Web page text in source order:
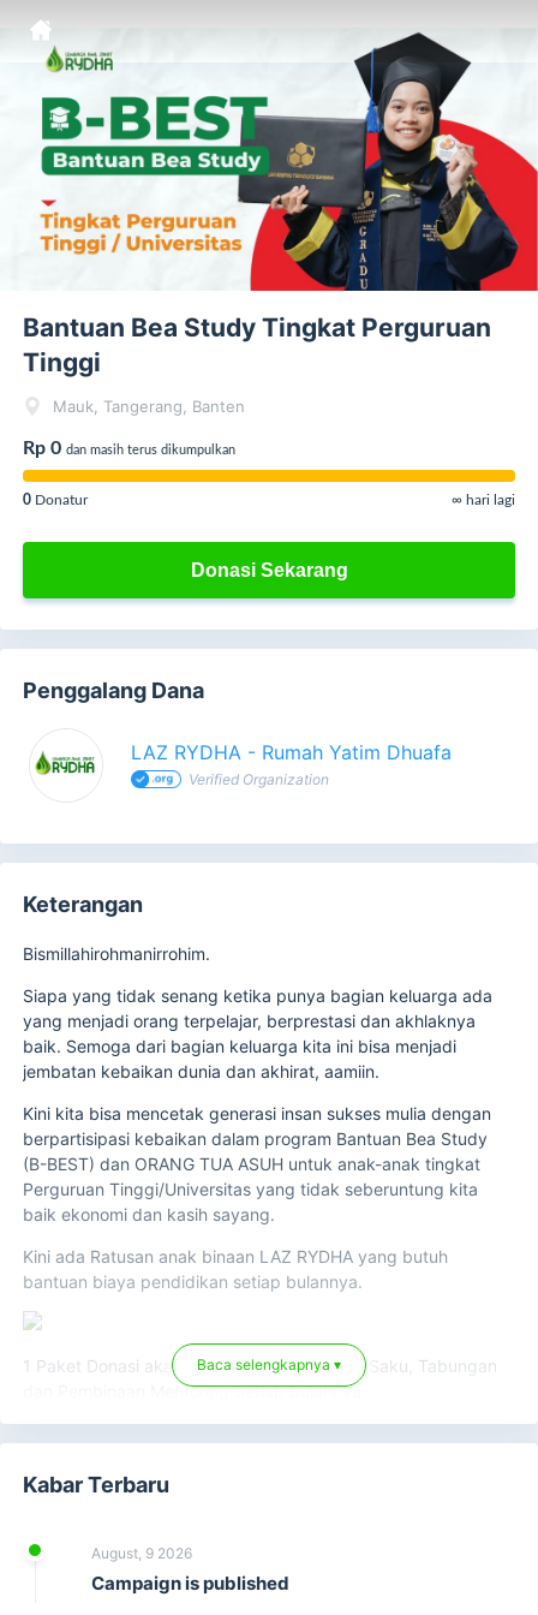
Bantuan Bea Study Tingkat Perguruan
Tinggi
Mauk, Tangerang, Banten
Rp 0 dan masih terus dikumpulkan
0 Donatur ∞ hari lagi
Donasi Sekarang
Penggalang Dana
LAZ RYDHA - Rumah Yatim Dhuafa
Verified Organization
Keterangan
Bismillahirohmanirrohim.
Siapa yang tidak senang ketika punya bagian keluarga ada
yang menjadi orang terpelajar, berprestasi dan akhlaknya
baik. Semoga dari bagian keluarga kita ini bisa menjadi
jembatan kebaikan dunia dan akhirat, aamiin.
Kini kita bisa mencetak generasi insan sukses mulia dengan
berpartisipasi kebaikan dalam program Bantuan Bea Study
(B-BEST) dan ORANG TUA ASUH untuk anak-anak tingkat
Perguruan Tinggi/Universitas yang tidak seberuntung kita
baik ekonomi dan kasih sayang.
Kini ada Ratusan anak binaan LAZ RYDHA yang butuh
bantuan biaya pendidikan setiap bulannya.
1 Paket Donasi akan disalurkan untuk Uang Saku, Tabungan
dan Pembinaan Mentoring Setiap Bulannya.
mereka.
Subhanahu Wa Ta'ala. dengan Klik
Suatu kebaikan yang terlihat kecil oleh kita, bisa jadi sangat
Baca selengkapnya ▾
Kabar Terbaru
August, 9 2026
Campaign is published